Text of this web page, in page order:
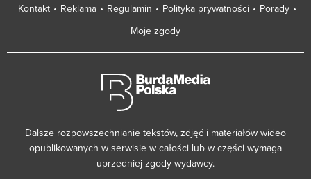
Kontakt Reklama Regulamin Polityka prywatności
Porady
Moje zgody
Dalsze rozpowszechnianie tekstów, zdjęć i materiałów wideo
opublikowanych w serwisie w całości lub w części wymaga
uprzedniej zgody wydawcy.